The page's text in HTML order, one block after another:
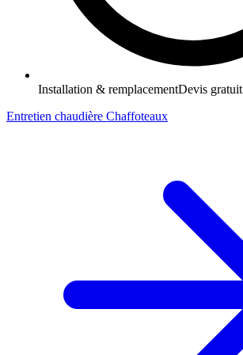
Installation & remplacementDevis gratuit
Entretien chaudière Chaffoteaux